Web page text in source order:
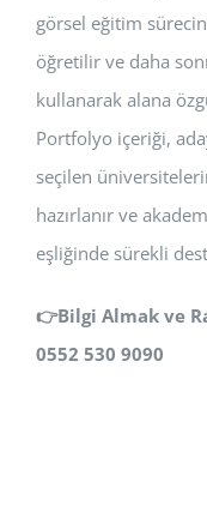
görsel eğitim
öğretilir ve daha
kullanarak alana
Portfolyo içeriği,
seçilen
hazırlanır ve
eşliğinde sürekli
👉Bilgi Almak ve
0552 530 9090